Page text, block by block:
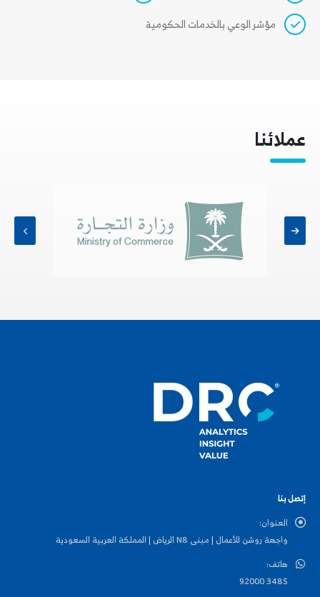
مؤشر الوعي بالخدمات الحكومية
عملائنا
إتصل بنا
العنوان:
واجهة روشن للأعمال | مبنى N8 الرياض | المملكة العربية السعودية
هاتف:
3485 92000